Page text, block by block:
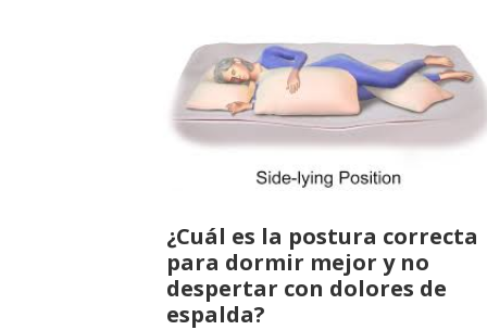
¿Cuál es la postura correcta
para dormir mejor y no
despertar con dolores de
espalda?